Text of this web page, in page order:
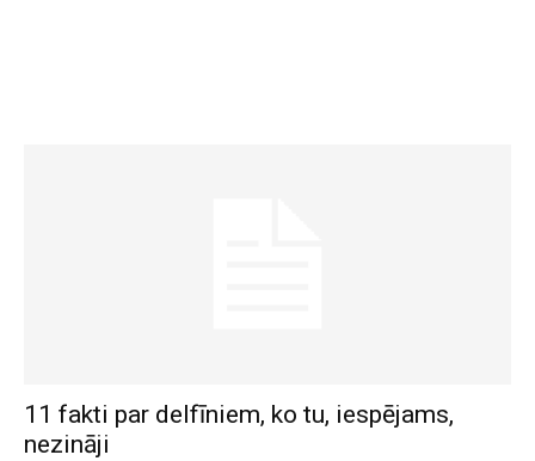
11 fakti par delfīniem, ko tu, iespējams,
nezināji